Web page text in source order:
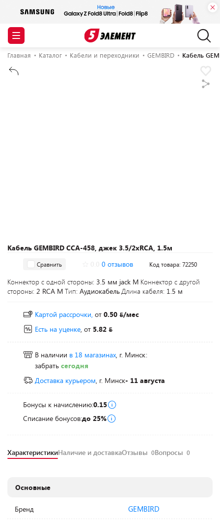
Главная Каталог Кабели и переходники GEMBIRD Кабель
Кабель GEMBIRD CCA-458, джек 3.5/2xRCA, 1.5м
Сравнить 0 отзывов Код товара: 72250
Коннектор с одной стороны: 3.5 мм jack M Коннектор с другой
стороны: 2 RCA M Тип: АудиокабельДлина кабеля: 1.5 м
Картой рассрочки, от 0.50
/мес
Есть на уценке, от 5.82
В наличии в 18 магазинах, г. Минск:
забрать сегодня
Доставка курьером, г. Минск- 11 августа
Бонусы к начислению:0.15
Списание бонусов:до 25%
ХарактеристикиНаличие и доставкаОтзывы 0Вопросы 0
Основные
Бренд GEMBIRD